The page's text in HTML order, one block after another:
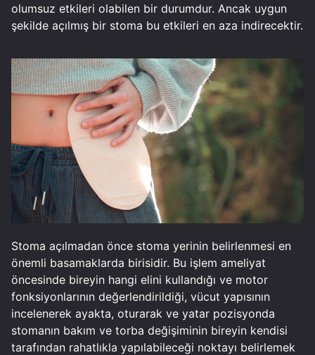
olumsuz etkileri olabilen bir durumdur. Ancak uygun
şekilde açılmış bir stoma bu etkileri en aza indirecektir.
Stoma açılmadan önce stoma yerinin belirlenmesi en
önemli basamaklarda birisidir. Bu işlem ameliyat
öncesinde bireyin hangi elini kullandığı ve motor
fonksiyonlarının değerlendirildiği, vücut yapısının
incelenerek ayakta, oturarak ve yatar pozisyonda
stomanın bakım ve torba değişiminin bireyin kendisi
tarafından rahatlıkla yapılabileceği noktayı belirlemek